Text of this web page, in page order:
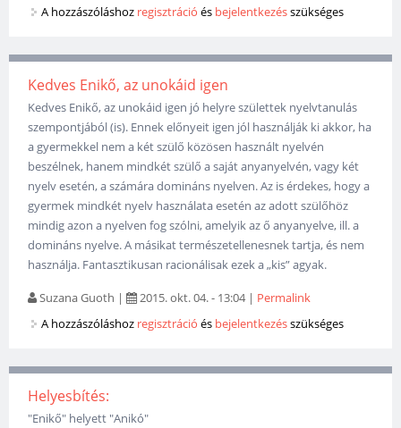
A hozzászóláshoz regisztráció és bejelentkezésszükséges
Kedves Enikő, az unokáid igen
Kedves Enikő, az unokáid igen jó helyre születtek nyelvtanulás
szempontjából (is). Ennek előnyeit igen jól használják ki akkor, ha
a gyermekkel nem a két szülő közösen használt nyelvén
beszélnek, hanem mindkét szülő a saját anyanyelvén, vagy két
nyelv esetén, a számára domináns nyelven. Az is érdekes, hogy a
gyermek mindkét nyelv használata esetén az adott szülőhöz
mindig azon a nyelven fog szólni, amelyik az ő anyanyelve, ill. a
domináns nyelve. A másikat természetellenesnek tartja, és nem
használja. Fantasztikusan racionálisak ezek a „kis” agyak.
Suzana Guoth | 2015. okt. 04. - 13:04| Permalink
A hozzászóláshoz regisztráció és bejelentkezésszükséges
Helyesbítés:
"Enikő" helyett "Anikó"